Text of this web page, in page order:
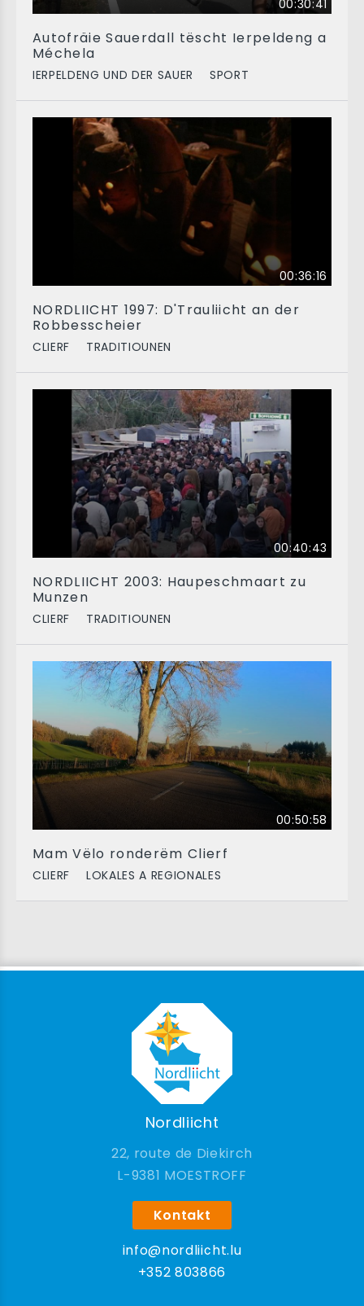
00:30:41
Autofräie Sauerdall tëscht Ierpeldeng a
Méchela
IERPELDENG UND DER SAUER SPORT
00:36:16
NORDLIICHT 1997: D'Trauliicht an der
Robbesscheier
CLIERF TRADITIOUNEN
00:40:43
NORDLIICHT 2003: Haupeschmaart zu
Munzen
CLIERF TRADITIOUNEN
00:50:58
Mam Vëlo ronderëm Clierf
CLIERF LOKALES A REGIONALES
Nordliicht
22, route de Diekirch
9381 MOESTROFF
Kontakt
info@nordliicht.lu
+352 803866